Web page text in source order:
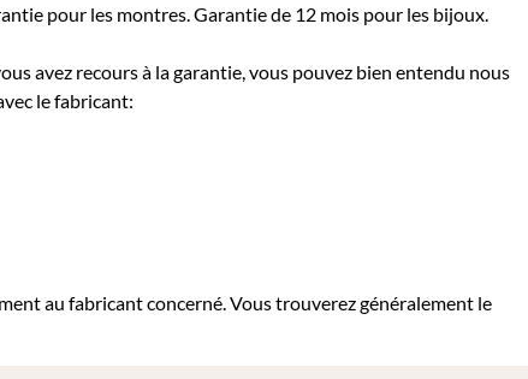
pour les montres. Garantie de 12 mois pour les bijoux.
avez recours à la garantie, vous pouvez bien entendu nous
le fabricant:
au fabricant concerné. Vous trouverez généralement le